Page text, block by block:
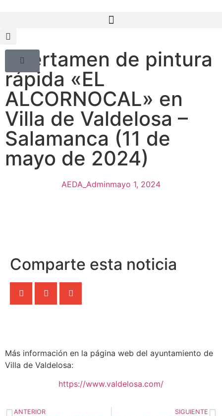
I Certamen de pintura
rápida «EL
ALCORNOCAL» en
Villa de Valdelosa –
Salamanca (11 de
mayo de 2024)
AEDA_Adminmayo 1, 2024
Comparte esta noticia
Más información en la página web del ayuntamiento de
Villa de Valdelosa:
https://www.valdelosa.com/
ANTERIOR SIGUIENTE